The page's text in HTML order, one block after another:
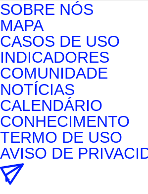
SOBRE NÓS
MAPA
CASOS DE USO
INDICADORES
COMUNIDADE
NOTÍCIAS
CALENDÁRIO
CONHECIMENTO
TERMO DE USO
AVISO DE